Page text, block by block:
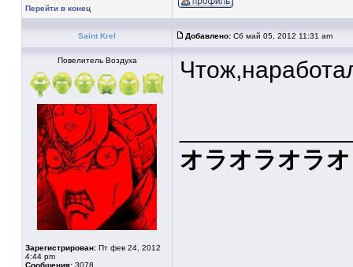
Перейти в конец
Saint Krel Добавлено: Сб май 05, 2012 11:31 am
Повелитель Воздуха
Зарегистрирован: Пт фев 24, 2012
4:44 pm
Сообщения: 3078
オラオラオラ